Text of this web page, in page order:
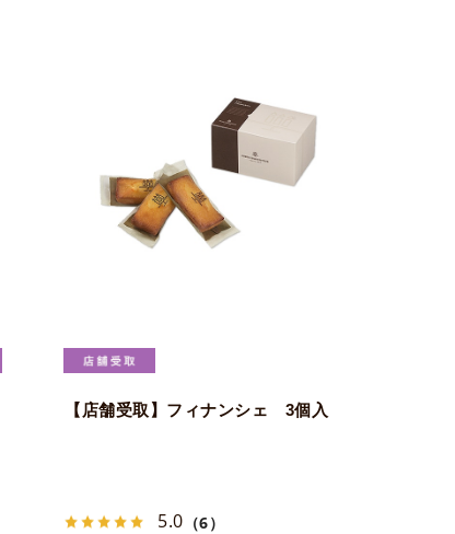
【店舗受取】フィナンシェ 3個入
5.0 （6）